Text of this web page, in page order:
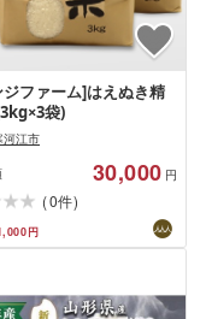
ファーム]はえぬき精
袋)
河江市
30,000 円
(0件)
円